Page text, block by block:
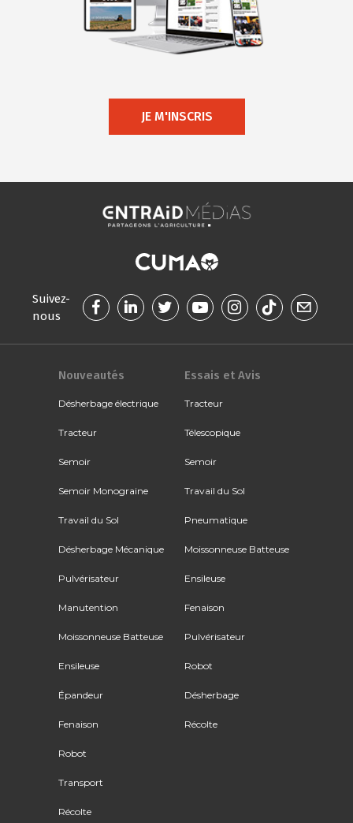
JE M'INSCRIS
Suivez-
nous
Nouveautés
Désherbage électrique
Tracteur
Semoir
Semoir Monograine
Travail du Sol
Désherbage Mécanique
Pulvérisateur
Manutention
Moissonneuse Batteuse
Ensileuse
Épandeur
Fenaison
Robot
Transport
Récolte
Essais et Avis
Tracteur
Télescopique
Semoir
Travail du Sol
Pneumatique
Moissonneuse Batteuse
Ensileuse
Fenaison
Pulvérisateur
Robot
Désherbage
Récolte